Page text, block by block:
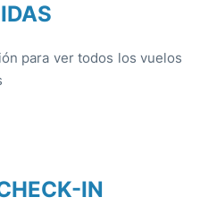
para ver todos los vuelos
IN